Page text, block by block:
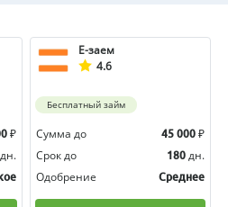
₽
дн.
Е-заем
4.6
Бесплатный займ
Сумма до 45 000 ₽
Срок до
180 дн.
Одобрение
Среднее